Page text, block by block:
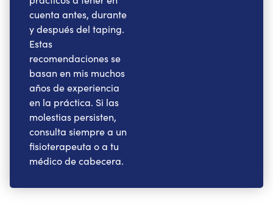
cuenta antes, durante
y después del taping.
Estas
recomendaciones se
basan en mis muchos
años de experiencia
en la práctica. Si las
molestias persisten,
consulta siempre a un
fisioterapeuta o a tu
médico de cabecera.